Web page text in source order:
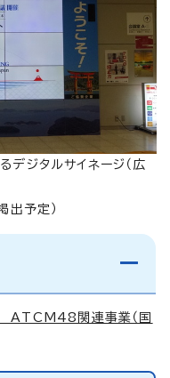
ジタルサイネージ（広
出予定）
ATCM48関連事業（国